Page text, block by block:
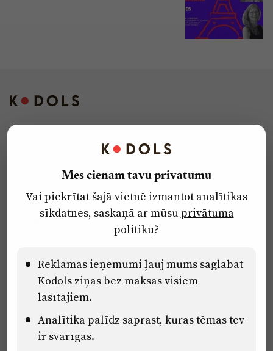
Privātuma politika
Ētikas kodekss
Pārredzamības paziņojumi
Eiropas Savienības Atveseļošanas un noturības mehānisma plāna
2.2. reformu un investīciju virziena “Uzņēmumu digitālā
transformācija un inovācijas” 2.2.1.5.i. investīcijas “Mediju nozares
uzņēmumu digitālās transformācijas veicināšana” pasākuma
Mēs cienām tavu privātumu
Vai piekrītat šajā vietnē izmantot analītikas
sīkdatnes, saskaņā ar mūsuprivātuma
politiku?
Reklāmas ieņēmumi ļauj mums saglabāt
Kodols ziņas bez maksas visiem
lasītājiem.
Analītika palīdz saprast, kuras tēmas tev
ir svarīgas.